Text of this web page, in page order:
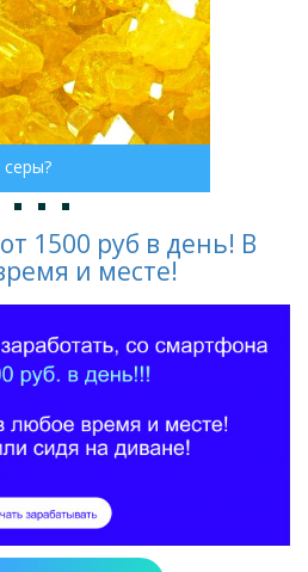
серы?
1500 руб в день! В
и месте!